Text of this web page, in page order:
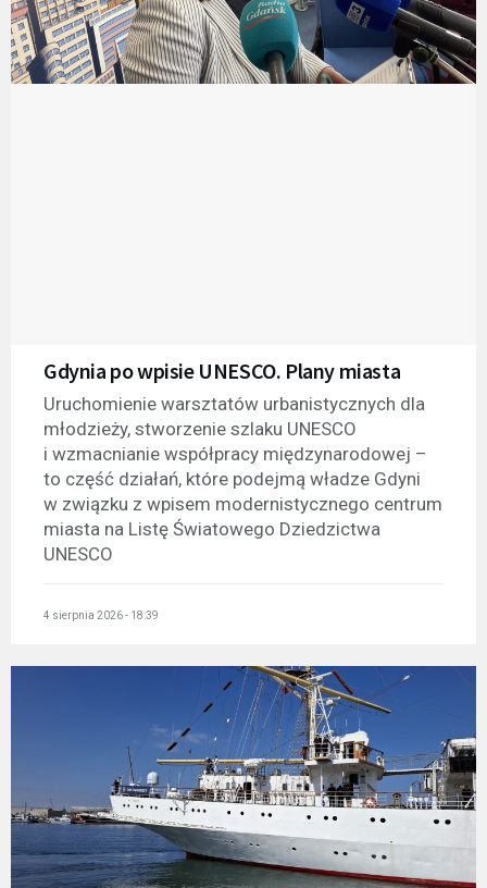
Gdynia po wpisie UNESCO. Plany miasta
Uruchomienie warsztatów urbanistycznych dla
młodzieży, stworzenie szlaku UNESCO
i wzmacnianie współpracy międzynarodowej –
to część działań, które podejmą władze Gdyni
w związku z wpisem modernistycznego centrum
miasta na Listę Światowego Dziedzictwa
UNESCO
4 sierpnia 2026 - 18:39